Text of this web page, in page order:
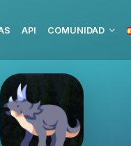
API COMUNIDAD